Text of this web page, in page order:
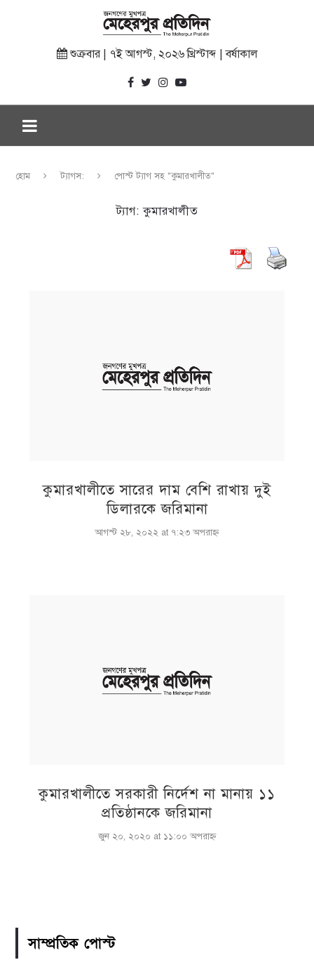
শুক্রবার | ৭ই আগস্ট, ২০২৬ খ্রিস্টাব্দ | বর্ষাকাল
হোম ট্যাগস: পোস্ট ট্যাগ সহ "কুমারখালীত"
ট্যাগ:কুমারখালীত
কুমারখালীতে সারের দাম বেশি রাখায় দুই
ডিলারকে জরিমানা
আগস্ট ২৮, ২০২২ at ৭:২৩ অপরাহ্ণ
কুমারখালীতে সরকারী নির্দেশ না মানায় ১১
প্রতিষ্ঠানকে জরিমানা
জুন ২০, ২০২০ at ১১:০০ অপরাহ্ণ
সাম্প্রতিক পোস্ট